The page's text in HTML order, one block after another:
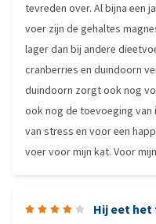
tevreden over. Al bijna een
voer zijn de gehaltes
lager dan bij andere
cranberries en duindoorn
duindoorn zorgt ook nog
ook nog de toevoeging
van stress en voor een
voer voor mijn kat. Voor
Hij eet